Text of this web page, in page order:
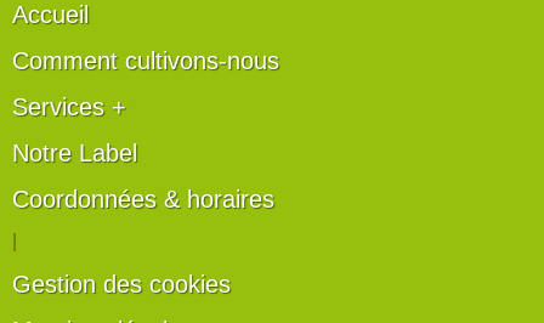
Accueil
Comment cultivons-nous
Services +
Notre Label
Coordonnées & horaires
Gestion des cookies